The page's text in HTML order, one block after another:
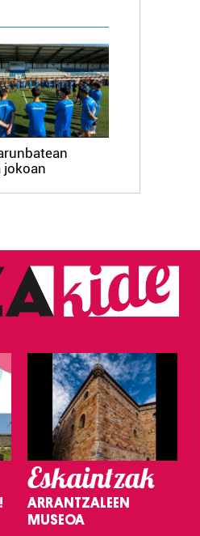
jokoan
Eskaintzak
ARRANTZALEEN
MUSEOA